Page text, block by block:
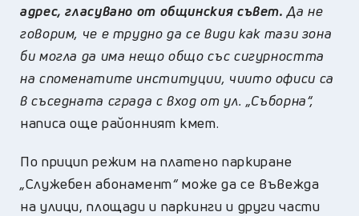
адрес, гласувано от общинския съвет.Да не
говорим, че е трудно да се види как тази зона
би могла да има нещо общо със сигурността
на споменатите институции, чиито офиси са
в съседната сграда с вход от ул. „Съборна“,
написа още районният кмет.
По прицип режим на платено паркиране
„Служебен абонамент“може да се въвежда
на улици, площади и паркинги и други части